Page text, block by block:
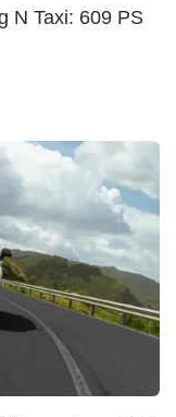
N Taxi: 609 PS